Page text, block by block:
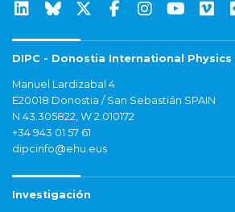
DIPC - Donostia International Physics
Manuel Lardizabal 4
E20018 Donostia / San Sebastián SPAIN
N 43.305822, W 2.010172
+34 943 01 57 61
dipcinfo@ehu.eus
Investigación